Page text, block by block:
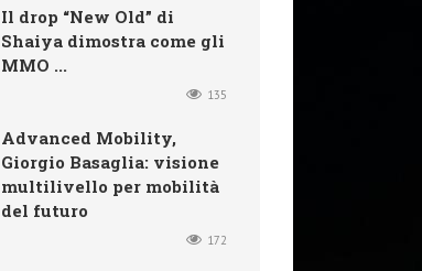
Il drop “New Old” di
Shaiya dimostra come gli
MMO ...
135
Advanced Mobility,
Giorgio Basaglia: visione
multilivello per mobilità
del futuro
172